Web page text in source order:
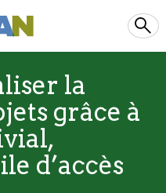
la
grâce à
d’accès